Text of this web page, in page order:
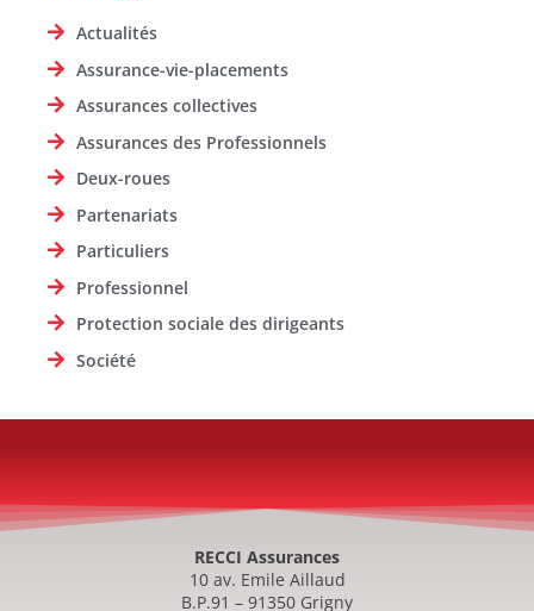
Actualités
Assurance-vie-placements
Assurances collectives
Assurances des Professionnels
Deux-roues
Partenariats
Particuliers
Professionnel
Protection sociale des dirigeants
Société
RECCI Assurances
10 av. Emile Aillaud
B.P.91 – 91350 Grigny